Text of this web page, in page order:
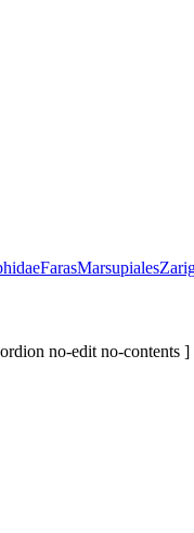
FarasMarsupiales
no-edit no-contents ]